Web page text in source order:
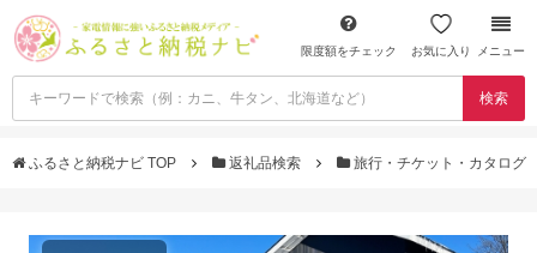
限度額をチェック お気に入り メニュー
検索
ふるさと納税ナビ TOP 返礼品検索 旅行・チケット・カタログ